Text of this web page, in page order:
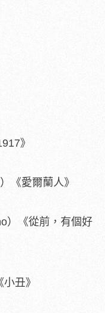
》
《愛爾蘭人》
）《從前，有個好
丑》